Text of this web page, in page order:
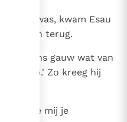
koken was, kwam Esau
tochten terug.
mij eens gauw wat van
doodop.' Zo kreeg hij
moet je mij je